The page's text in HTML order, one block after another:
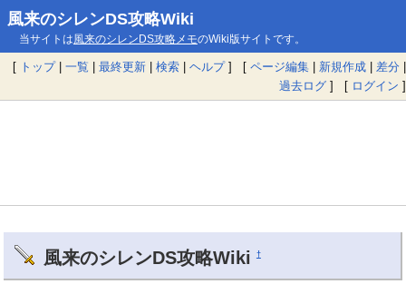
風来のシレンDS攻略Wiki
当サイトは風来のシレンDS攻略メモのWiki版サイトです。
[ トップ| 一覧 | 最終更新 | 検索 | ヘルプ] [ ページ編集 | 新規作成 | 差分 |
過去ログ ] [ ログイン ]
風来のシレンDS攻略Wiki †